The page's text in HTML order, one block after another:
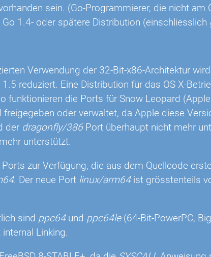
sein. (Go-Programmierer, die nicht am
1.4- oder spätere Distribution (einschliesslich
Verwendung der 32-Bit-x86-Architektur
reduziert. Eine Distribution für das OS X-
funktionieren die Ports für Snow Leopard
oder verwaltet, da Apple diese
der dragonfly/386Port überhaupt nicht mehr
unterstützt.
zur Verfügung, die aus dem Quellcode
. Der neue Port linux/arm64ist grösstenteils
sind ppc64und ppc64le(64-Bit-PowerPC,
Linking.